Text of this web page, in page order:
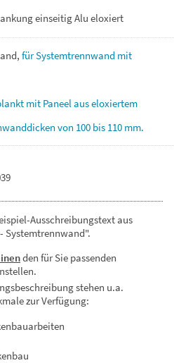
einseitig Alu eloxiert
fürSystemtrennwand mit
mit Paneelauseloxiertem
von 100 bis 110 mm.
Ausschreibungstext aus
Systemtrennwand".
den für Sie passenden
stehen u.a.
zur Verfügung: